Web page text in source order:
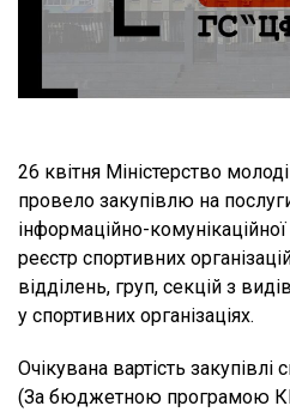
26 квітня Міністерство
провело закупівлю на
інформаційно-
реєстр спортивних
відділень, груп, секцій з
у спортивних організаціях.
Очікувана вартість закупівлі
(За бюджетною програмою